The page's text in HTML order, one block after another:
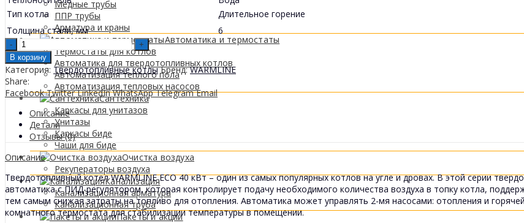
Медные трубы
ППР трубы
Арматура и краны
Автоматика и термостаты
Термостаты для котлов
Автоматика для твердотопливных котлов
Автоматизация теплого пола
Автоматизация тепловых насосов
Сантехника
Каркасы для унитазов
Унитазы
Каркасы биде
Чаши для биде
Очистка воздуха
Рекуператоры воздуха
Канализация
Канализационная арматура
Канализационная труба
Пакеты и акции
Тип котла
Длительное горение
Толщина стали, мм
6
WARMLINE
ECO
40
KW
Cazan
pe
combustibil
solid
quantity
В корзину
Категория: Твердотопливные котлы Бренд:WARMLINE
Share:
Facebook Twitter LinkedIn WhatsApp Telegram Email
Описание
Детали
Отзывы (0)
Описание
Твердотопливный котел WARMLINE ECO 40 кВт – один из самых популярных котлов на угле и дровах. В этой серии
автоматика с ПИД-регулятором, которая контролирует подачу необходимого количества воздуха в топку котла,
тем самым снижая затраты на топливо для отопления. Автоматика может управлять 2-мя насосами: отопления и
комнатного термостата для стабилизации температуры в помещении.